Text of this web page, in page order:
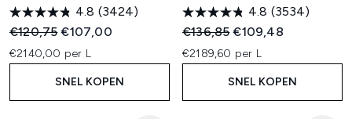
4.8 (3424)
Recommended Retail Price:
€120,75Huidige prijs:
€107,00
€2140,00 per L
SNEL KOPEN
4.8 (3534)
Recommended Retail Price:
€136,85Huidige prijs:
€109,48
€2189,60 per L
SNEL KOPEN